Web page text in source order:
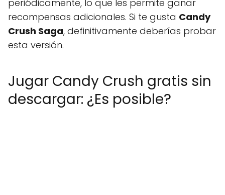
periódicamente, lo que les permite ganar
recompensas adicionales. Si te gusta Candy
Crush Saga, definitivamente deberías probar
esta versión.
Jugar Candy Crush gratis sin
descargar: ¿Es posible?